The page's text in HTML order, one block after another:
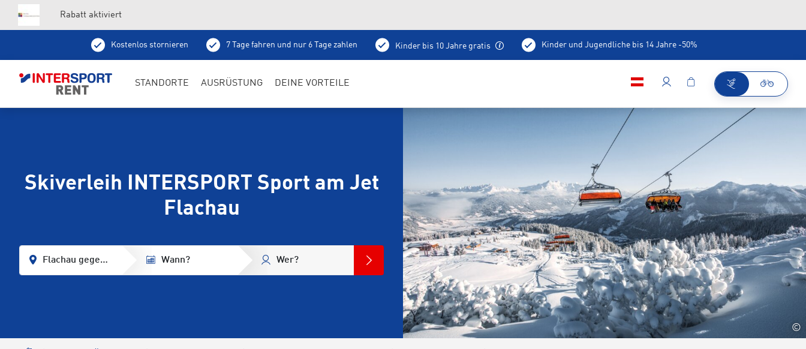
Rabatt aktiviert
Kostenlos stornieren 7 Tage fahren und nur 6 Tage zahlen Kinder bis 10 Jahre gratis Kinder und Jugendliche bis 14 Jahre -50%
Abholung schon am Vortag ab 15 Uhr Café/Bar im Shop
STANDORTE AUSRÜSTUNG DEINE VORTEILE
Skiverleih INTERSPORT Sport am Jet
Flachau
Flachau gegenüber AchterjetWann? Wer?
©